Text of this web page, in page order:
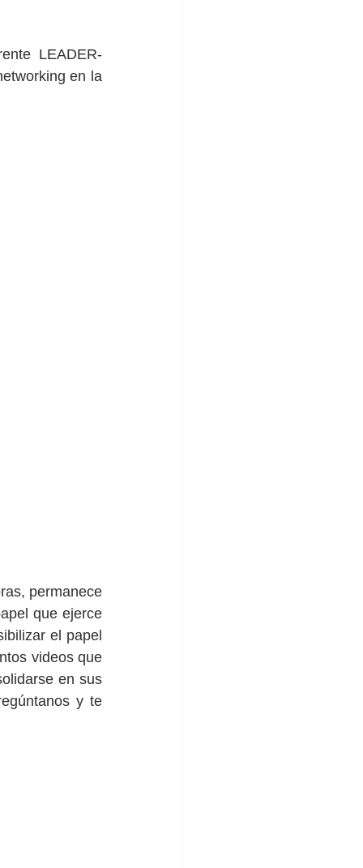
LEADER-
en la
permanece
que ejerce
el papel
videos que
en sus
y te